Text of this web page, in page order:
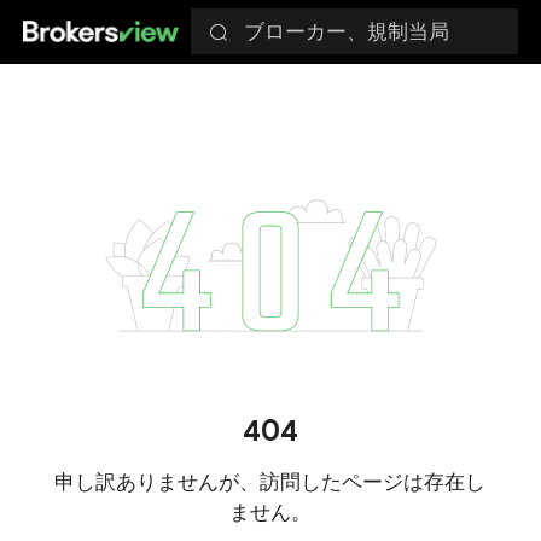
ブローカー、規制当局
404
申し訳ありませんが、訪問したページは存在し
ません。